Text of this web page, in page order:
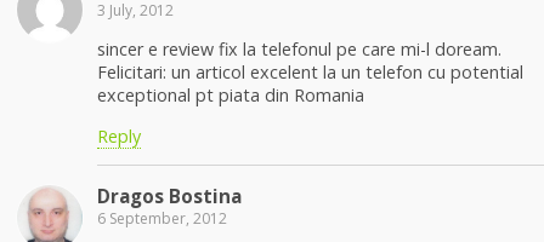
3 July, 2012
sincer e review fix la telefonul pe care mi-l doream.
Felicitari: un articol excelent la un telefon cu potential
exceptional pt piata din Romania
Reply
Dragos Bostina
6 September, 2012